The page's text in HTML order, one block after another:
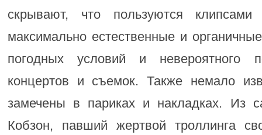
скрывают, что пользуются
максимально естественные и
погодных условий и невероятного
концертов и съемок. Также немало
замечены в париках и накладках. Из
Кобзон, павший жертвой троллинга